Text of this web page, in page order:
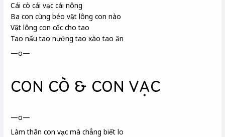
Cái cò cái vạc cái nông
Ba con cùng béo vặt lông con nào
Vặt lông con cốc cho tao
Tao nấu tao nướng tao xào tao ăn
—o—
CON CÒ & CON VẠC
—o—
Làm thân con vạc mà chẳng biết lo